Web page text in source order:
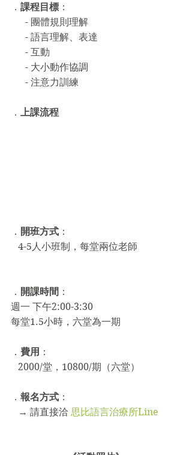
． 課程目標 ：
      - 團體規則理解
      - 語言理解、表達
      - 互動
      - 大小動作協調
      - 注意力訓練
． 上課流程
． 開班方式 ：
   4-5人小班制，每堂兩位老師
． 開課時間 ：
週一 下午2:00-3:30
每堂1.5小時，六堂為一期
． 費用 ：
   2000/堂，10800/期（六堂）
． 報名方式 ：
   → 請直接洽
思比語言治療所Line